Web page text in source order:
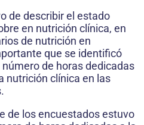
de describir el estado
en nutrición clínica, en
de nutrición en
que se identificó
de horas dedicadas
nutrición clínica en las
de los encuestados estuvo